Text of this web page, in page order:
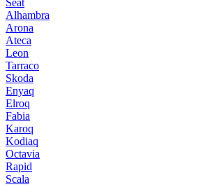
Seat
Alhambra
Arona
Ateca
Leon
Tarraco
Skoda
Enyaq
Elroq
Fabia
Karoq
Kodiaq
Octavia
Rapid
Scala